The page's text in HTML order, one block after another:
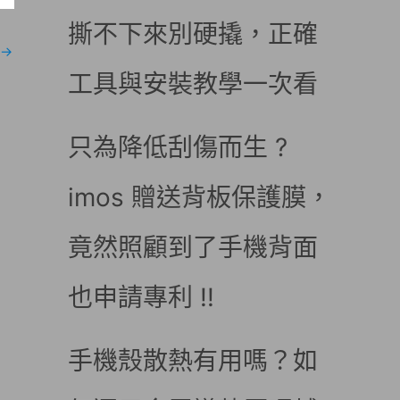
→
撕不下來別硬撬，正確
工具與安裝教學一次看
只為降低刮傷而生 ?
imos 贈送背板保護膜，
竟然照顧到了手機背面
也申請專利 !!
手機殼散熱有用嗎？如